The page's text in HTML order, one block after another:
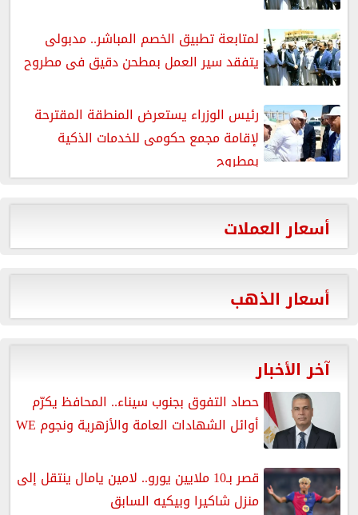
لمتابعة تطبيق الخصم المباشر.. مدبولى
يتفقد سير العمل بمطحن دقيق فى مطروح
رئيس الوزراء يستعرض المنطقة المقترحة
لإقامة مجمع حكومى للخدمات الذكية
بمطروح
أسعار العملات
أسعار الذهب
آخر الأخبار
حصاد التفوق بجنوب سيناء.. المحافظ يكرّم
أوائل الشهادات العامة والأزهرية ونجوم WE
قصر بـ10 ملايين يورو.. لامين يامال ينتقل إلى
منزل شاكيرا وبيكيه السابق